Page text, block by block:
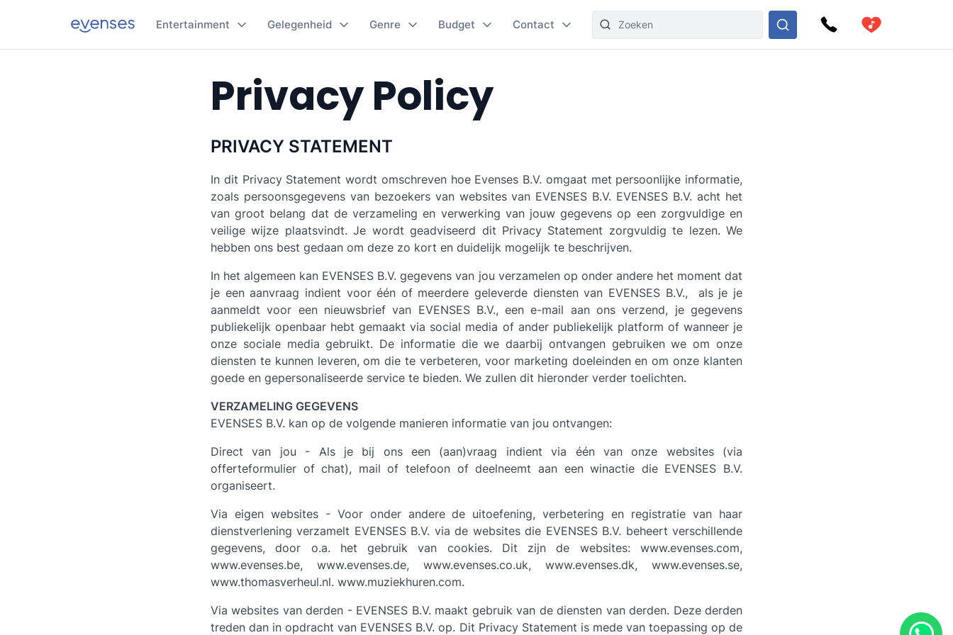
Entertainment Gelegenheid Genre Budget Contact
Privacy Policy
PRIVACY STATEMENT
In dit Privacy Statement wordt omschreven hoe Evenses B.V. omgaat met persoonlijke informatie,
zoals persoonsgegevens van bezoekers van websites van EVENSES B.V. EVENSES B.V. acht het
van groot belang dat de verzameling en verwerking van jouw gegevens op een zorgvuldige en
veilige wijze plaatsvindt. Je wordt geadviseerd dit Privacy Statement zorgvuldig te lezen. We
hebben ons best gedaan om deze zo kort en duidelijk mogelijk te beschrijven.
In het algemeen kan EVENSES B.V. gegevens van jou verzamelen op onder andere het moment dat
je een aanvraag indient voor één of meerdere geleverde diensten van EVENSES B.V., als je je
aanmeldt voor een nieuwsbrief van EVENSES B.V., een e-mail aan ons verzend, je gegevens
publiekelijk openbaar hebt gemaakt via social media of ander publiekelijk platform of wanneer je
onze sociale media gebruikt. De informatie die we daarbij ontvangen gebruiken we om onze
diensten te kunnen leveren, om die te verbeteren, voor marketing doeleinden en om onze klanten
goede en gepersonaliseerde service te bieden. We zullen dit hieronder verder toelichten.
VERZAMELING GEGEVENS
EVENSES B.V. kan op de volgende manieren informatie van jou ontvangen:
Direct van jou - Als je bij ons een (aan)vraag indient via één van onze websites (via
offerteformulier of chat), mail of telefoon of deelneemt aan een winactie die EVENSES B.V.
organiseert.
Via eigen websites - Voor onder andere de uitoefening, verbetering en registratie van haar
dienstverlening verzamelt EVENSES B.V. via de websites die EVENSES B.V. beheert verschillende
gegevens, door o.a. het gebruik van cookies. Dit zijn de websites: www.evenses.com,
www.evenses.be, www.evenses.de, www.evenses.co.uk, www.evenses.dk, www.evenses.se,
www.thomasverheul.nl. www.muziekhuren.com.
Via websites van derden - EVENSES B.V. maakt gebruik van de diensten van derden. Deze derden
treden dan in opdracht van EVENSES B.V. op. Dit Privacy Statement is mede van toepassing op de